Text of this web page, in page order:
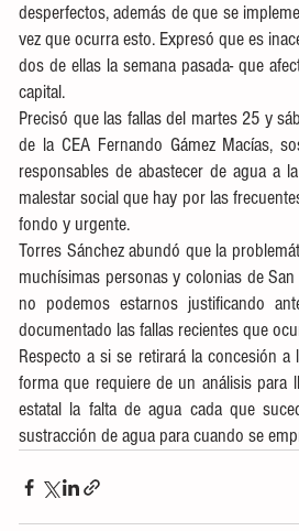
desperfectos, además de que se
vez que ocurra esto. Expresó que es
dos de ellas la semana pasada- que
capital.
Precisó que las fallas del martes 25 y
de la CEA Fernando Gámez Macías,
responsables de abastecer de agua a
malestar social que hay por las
fondo y urgente.
Torres Sánchez abundó que la
muchísimas personas y colonias de
no podemos estarnos justificando
documentado las fallas recientes que
Respecto a si se retirará la concesión
forma que requiere de un análisis para
estatal la falta de agua cada que
sustracción de agua para cuando se